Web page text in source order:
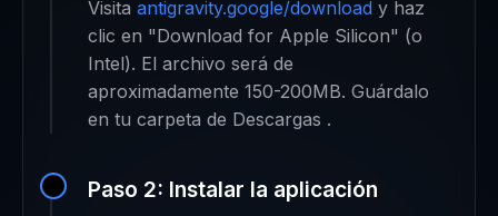
Visita antigravity.google/download y haz
clic en "Download for Apple Silicon" (o
Intel). El archivo será de
aproximadamente 150-200MB. Guárdalo
en tu carpeta de Descargas .
Paso 2: Instalar la aplicación